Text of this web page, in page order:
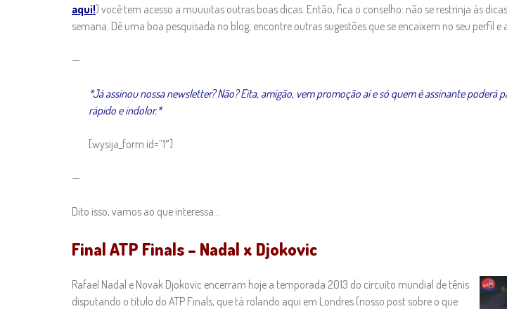
aqui!) você tem acesso a muuuitas outras boas dicas. Então, fica o conselho: não se restrinja às
semana. Dê uma boa pesquisada no blog, encontre outras sugestões que se encaixem no seu perfil e
—
*Já assinou nossa newsletter? Não? Eita, amigão, vem promoção aí e só quem é assinante poderá
rápido e indolor.*
[wysija_form id=”1″]
—
Dito isso, vamos ao que interessa…
Final ATP Finals – Nadal x Djokovic
Rafael Nadal e Novak Djokovic encerram hoje a temporada 2013 do circuito mundial de tênis
disputando o título do ATP Finals, que tá rolando aqui em Londres (nosso post sobre o que